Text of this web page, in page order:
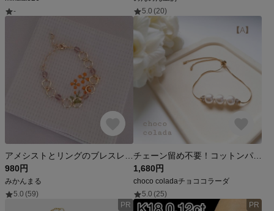
-
5.0 (20)
980円
みかんまる
5.0 (59)
1,680円
choco coladaチョココラーダ
5.0 (25)
PR
PR